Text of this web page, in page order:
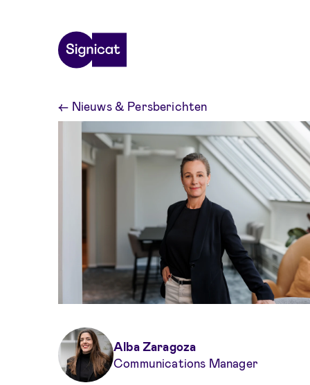
← Nieuws & Persberichten
Alba Zaragoza
Communications Manager